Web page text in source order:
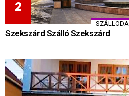
SZÁLLODA
Szekszárd Szálló Szekszárd